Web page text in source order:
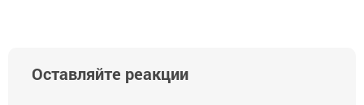
Оставляйте реакции